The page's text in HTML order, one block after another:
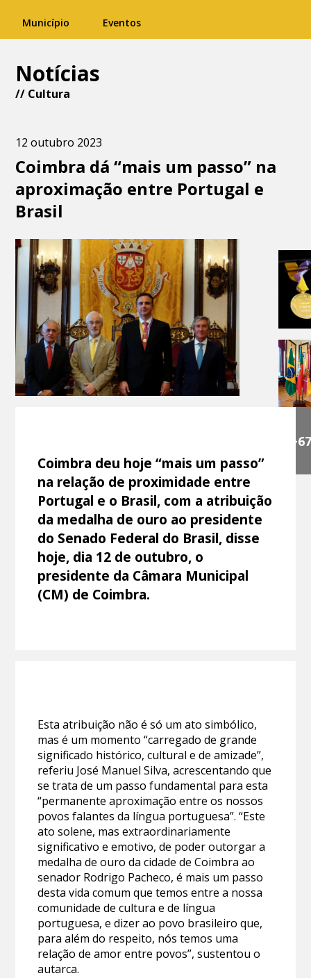
Município Eventos
Notícias
// Cultura
12 outubro 2023
Coimbra dá “mais um passo” na
aproximação entre Portugal e
Brasil
+67
Coimbra deu hoje “mais um passo”
na relação de proximidade entre
Portugal e o Brasil, com a atribuição
da medalha de ouro ao presidente
do Senado Federal do Brasil, disse
hoje, dia 12 de outubro, o
presidente da Câmara Municipal
(CM) de Coimbra.
Esta atribuição não é só um ato simbólico,
mas é um momento “carregado de grande
significado histórico, cultural e de amizade”,
referiu José Manuel Silva, acrescentando que
se trata de um passo fundamental para esta
“permanente aproximação entre os nossos
povos falantes da língua portuguesa”. “Este
ato solene, mas extraordinariamente
significativo e emotivo, de poder outorgar a
medalha de ouro da cidade de Coimbra ao
senador Rodrigo Pacheco, é mais um passo
desta vida comum que temos entre a nossa
comunidade de cultura e de língua
portuguesa, e dizer ao povo brasileiro que,
para além do respeito, nós temos uma
relação de amor entre povos”, sustentou o
autarca.